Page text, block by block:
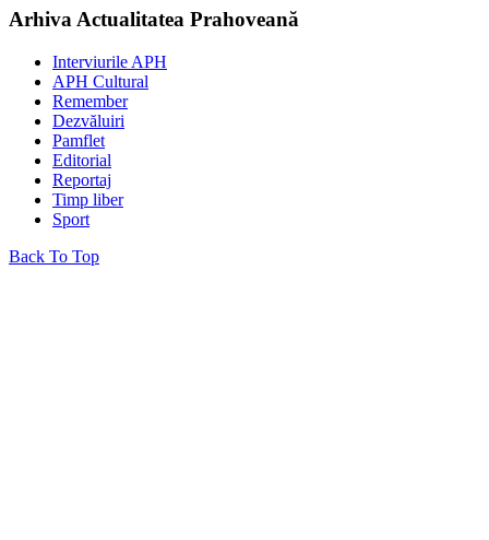
Arhiva Actualitatea Prahoveană
Interviurile APH
APH Cultural
Remember
Dezvăluiri
Pamflet
Editorial
Reportaj
Timp liber
Sport
Back To Top